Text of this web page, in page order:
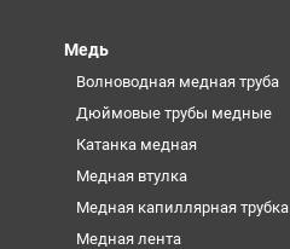
Медь
Волноводная медная труба
Дюймовые трубы медные
Катанка медная
Медная втулка
Медная капиллярная трубка
Медная лента